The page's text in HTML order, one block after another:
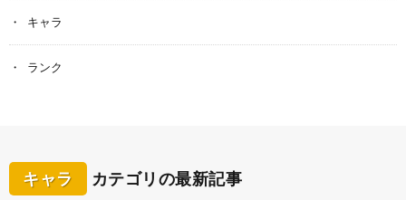
キャラ
ランク
キャラ カテゴリの最新記事